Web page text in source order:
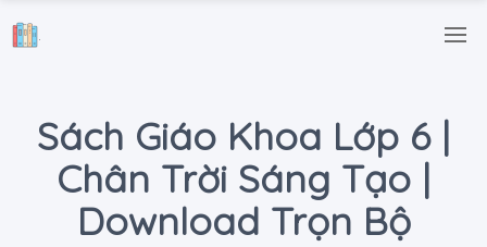
.
Sách Giáo Khoa Lớp 6 |
Chân Trời Sáng Tạo |
Download Trọn Bộ